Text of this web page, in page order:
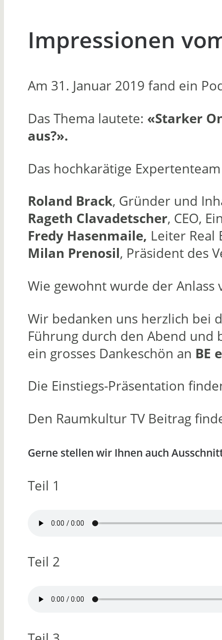
Impressionen
Am 31. Januar 2019 fand ein
Das Thema lautete: «Starker
aus?».
Das hochkarätige
Roland Brack, Gründer und
Rageth Clavadetscher, CEO,
Fredy Hasenmaile, Leiter Real
Milan Prenosil, Präsident des
Wie gewohnt wurde der Anlass
Wir bedanken uns herzlich bei
Führung durch den Abend und
ein grosses Dankeschön an BE
Die Einstiegs-Präsentation
Den Raumkultur TV Beitrag
Gerne stellen wir Ihnen auch
Teil 1
Teil 2